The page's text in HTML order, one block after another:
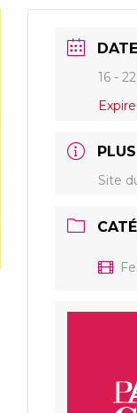
DATE
16 -
Site